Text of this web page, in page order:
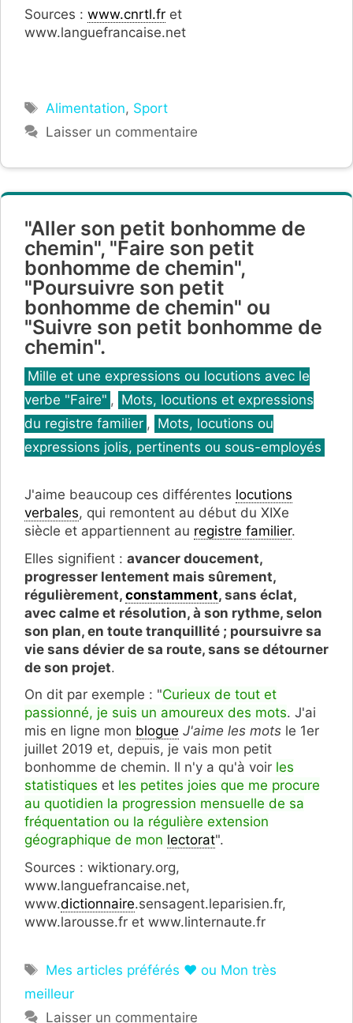
Sources : www.cnrtl.fr et
www.languefrancaise.net
Étiquettes
Alimentation, Sport
Laisser un commentaire
"Aller son petit bonhomme de
chemin", "Faire son petit
bonhomme de chemin",
"Poursuivre son petit
bonhomme de chemin" ou
"Suivre son petit bonhomme de
chemin".
Catégories
Mille et une expressions ou locutions avec le
verbe "Faire" , Mots, locutions et expressions
du registre familier , Mots, locutions ou
expressions jolis, pertinents ou sous-employés
J'aime beaucoup ces différentes locutions
verbales, qui remontent au début du XIXe
siècle et appartiennent au registre familier.
Elles signifient : avancer doucement,
progresser lentement mais sûrement,
régulièrement, constamment, sans éclat,
avec calme et résolution, à son rythme, selon
son plan, en toute tranquillité ; poursuivre sa
vie sans dévier de sa route, sans se détourner
de son projet.
On dit par exemple : "Curieux de tout et
passionné, je suis un amoureux des mots. J'ai
mis en ligne mon blogue J'aime les mots le 1er
juillet 2019 et, depuis, je vais mon petit
bonhomme de chemin. Il n'y a qu'à voir les
statistiques et les petites joies que me procure
au quotidien la progression mensuelle de sa
fréquentation ou la régulière extension
géographique de mon lectorat".
Sources : wiktionary.org,
www.languefrancaise.net,
www.dictionnaire.sensagent.leparisien.fr,
www.larousse.fr et www.linternaute.fr
Étiquettes
Mes articles préférés ❤ ou Mon très
meilleur
Laisser un commentaire